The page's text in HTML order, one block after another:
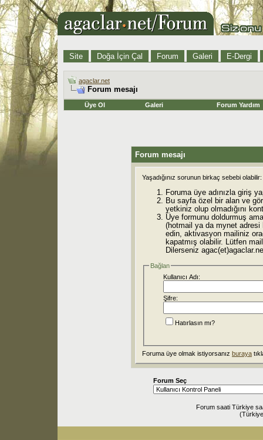
Site Doğa İçin Çal Forum Galeri E-Dergi
agaclar.net
Forum mesajı
Üye Ol Galeri Forum Yardım
Forum mesajı
Yaşadığınız sorunun birkaç sebebi olabilir:
Foruma üye adınızla giriş
Bu sayfa özel bir alan ve
yetkiniz olup olmadığını
Üye formunu doldurmuş
(hotmail ya da mynet adresi
edin, aktivasyon mailiniz
kapatmış olabilir. Lütfen
Dilerseniz
Bağlan
Kullanıcı Adı:
Şifre:
Hatırlasın mı?
Foruma üye olmak istiyorsanız buraya
Forum Seç
Forum saati Türkiye